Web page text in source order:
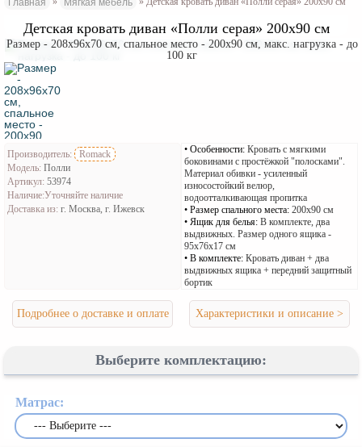
Главная Мягкая мебель
Детская кровать диван «Полли серая» 200х90 см
Размер - 208x96x70 см, спальное место - 200x90 см, макс. нагрузка - до
100 кг
Производитель:
Romack
Модель: Полли
Артикул: 53974
Наличие:Уточняйте наличие
Доставка из: г. Москва, г. Ижевск
Особенности: Кровать с мягкими
боковинами с простёжкой "полосками".
Материал обивки - усиленный
износостойкий велюр,
водоотталкивающая пропитка
Размер спального места: 200х90 см
Ящик для белья: В комплекте, два
выдвижных. Размер одного ящика -
95х76х17 см
В комплекте: Кровать диван + два
выдвижных ящика + передний защитный
бортик
Подробнее о доставке и оплате Характеристики и описание >
Выберите комплектацию:
Матрас: